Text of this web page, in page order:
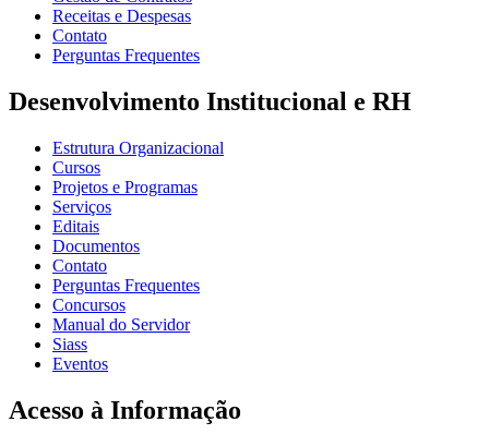
Receitas e Despesas
Contato
Perguntas Frequentes
Desenvolvimento Institucional e RH
Estrutura Organizacional
Cursos
Projetos e Programas
Serviços
Editais
Documentos
Contato
Perguntas Frequentes
Concursos
Manual do Servidor
Siass
Eventos
Acesso à Informação